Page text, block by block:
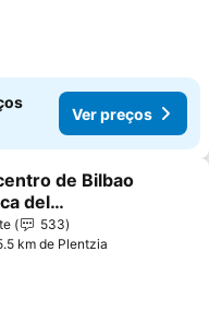
Ver preços
aos favoritos
de Bilbao
del
533
km de Plentzia